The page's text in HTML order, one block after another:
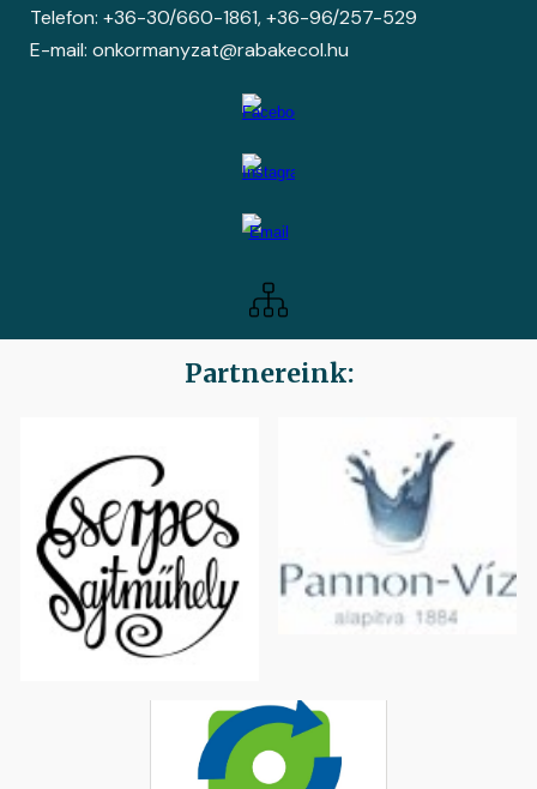
Telefon: +36-30/660-1861, +36-96/257-529
E-mail: onkormanyzat@rabakecol.hu
Partnereink: